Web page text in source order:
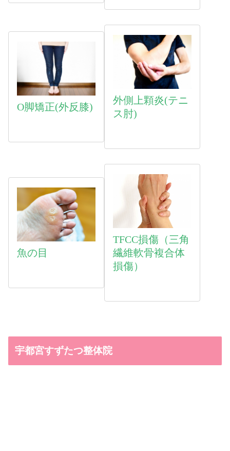
O脚矯正(外反膝)
外側上顆炎(テニ
ス肘)
魚の目
TFCC損傷（三角
繊維軟骨複合体
損傷）
宇都宮すずたつ整体院